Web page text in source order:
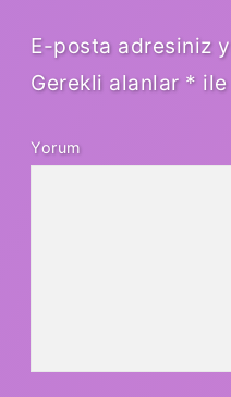
E-posta adresiniz
Gerekli alanlar *
Yorum